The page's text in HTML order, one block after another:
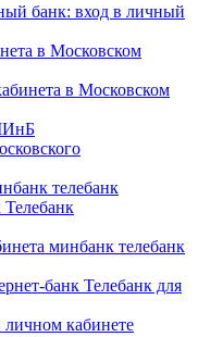
банк: вход в личный
в Московском
в Московском
телебанк
минбанк телебанк
банк Телебанк для
личном кабинете